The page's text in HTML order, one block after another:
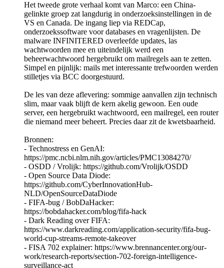
Het tweede grote verhaal komt van Marco: een China-
gelinkte groep zat langdurig in onderzoeksinstellingen in de
VS en Canada. De ingang liep via REDCap,
onderzoekssoftware voor databases en vragenlijsten. De
malware INFINITERED overleefde updates, las
wachtwoorden mee en uiteindelijk werd een
beheerwachtwoord hergebruikt om mailregels aan te zetten.
Simpel en pijnlijk: mails met interessante trefwoorden werden
stilletjes via BCC doorgestuurd.
De les van deze aflevering: sommige aanvallen zijn technisch
slim, maar vaak blijft de kern akelig gewoon. Een oude
server, een hergebruikt wachtwoord, een mailregel, een router
die niemand meer beheert. Precies daar zit de kwetsbaarheid.
Bronnen:
- Technostress en GenAI:
https://pmc.ncbi.nlm.nih.gov/articles/PMC13084270/
- OSDD / Vrolijk: https://github.com/Vrolijk/OSDD
- Open Source Data Diode:
https://github.com/CyberInnovationHub-
NLD/OpenSourceDataDiode
- FIFA-bug / BobDaHacker:
https://bobdahacker.com/blog/fifa-hack
- Dark Reading over FIFA:
https://www.darkreading.com/application-security/fifa-bug-
world-cup-streams-remote-takeover
- FISA 702 explainer: https://www.brennancenter.org/our-
work/research-reports/section-702-foreign-intelligence-
surveillance-act